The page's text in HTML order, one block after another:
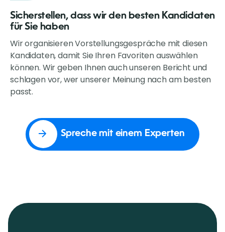
Sicherstellen, dass wir den besten Kandidaten
für Sie haben
Wir organisieren Vorstellungsgespräche mit diesen
Kandidaten, damit Sie Ihren Favoriten auswählen
können. Wir geben Ihnen auch unseren Bericht und
schlagen vor, wer unserer Meinung nach am besten
passt.
Spreche mit einem Experten